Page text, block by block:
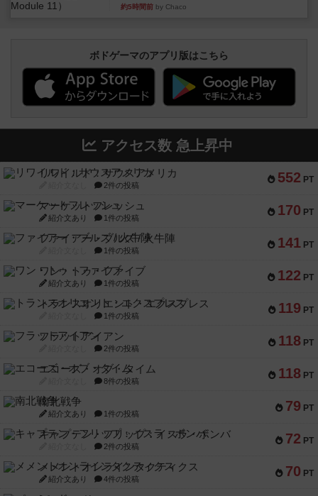
約5時間前 by Chaco
ボドゲーマのアプリ版はこちら
アクセス数 急上昇中
552 PT
リワイルド：サウスアメリカ
2件の投稿
170 PT
マーケットフレッシュ
紹介文あり 1件の投稿
141 PT
ファイアー・ブルズ / 火牛陣
1件の投稿
122 PT
ワン・トゥ・ファイブ
紹介文あり 1件の投稿
119 PT
トランスオリエント・エクスプレス
1件の投稿
118 PT
フラットアイアン
2件の投稿
118 PT
エコーズ・オブ・タイム
8件の投稿
79 PT
南北戦争
紹介文あり 1件の投稿
72 PT
キャプテン・フリップ：イスラ・ボンバ
2件の投稿
70 PT
メメントオンラインタクティクス
紹介文あり 4件の投稿